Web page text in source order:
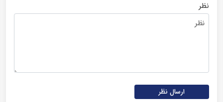
نظر
ارسال نظر